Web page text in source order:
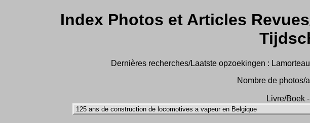
Index Photos et Articles
Dernières recherches/Laatste opzoekingen :
Nombre de photos/
Livre/Boek